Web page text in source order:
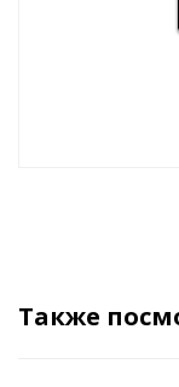
Также